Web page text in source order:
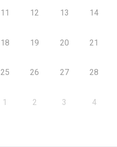
11 12 13 14
18 19 20 21
25 26 27 28
1 2 3 4